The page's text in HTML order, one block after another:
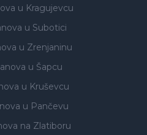
u Kragujevcu
u Subotici
u Zrenjaninu
u Šapcu
u Kruševcu
u Pančevu
na Zlatiboru